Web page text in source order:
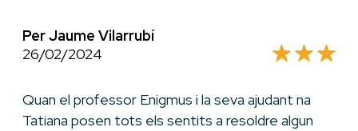
Per Jaume Vilarrubí
26/02/2024
Quan el professor Enigmus i la seva ajudant na
Tatiana posen tots els sentits a resoldre algun